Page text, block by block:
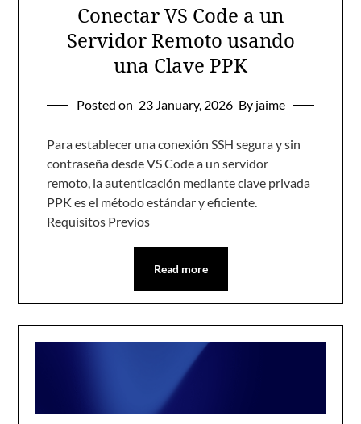
Conectar VS Code a un
Servidor Remoto usando
una Clave PPK
Posted on 23 January, 2026 By jaime
Para establecer una conexión SSH segura y sin
contraseña desde VS Code a un servidor
remoto, la autenticación mediante clave privada
PPK es el método estándar y eficiente.
Requisitos Previos
Read more